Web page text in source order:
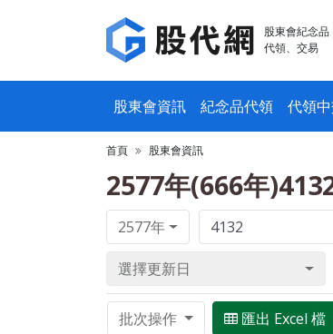
股東會紀念品
代領、交易
股東會資訊 紀念品代領 代領
首頁 股東會資訊
2577年(666年
2577年
選擇更新日
批次操作 匯出 Excel 檔